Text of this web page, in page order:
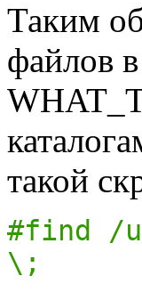
Таким
файлов
такой
#find /
\;